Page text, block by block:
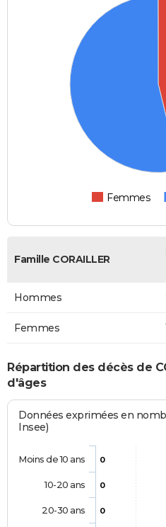
Femmes
Famille CORAILLER
Hommes
Femmes
Répartition des décès de
d'âges
Données exprimées en
Insee)
0
0
0
Moins de 10 ans
10-20 ans
20-30 ans